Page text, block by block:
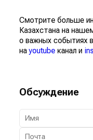
Смотрите больше
Казахстана на
о важных событиях в
наyoutube канал и
Обсуждение